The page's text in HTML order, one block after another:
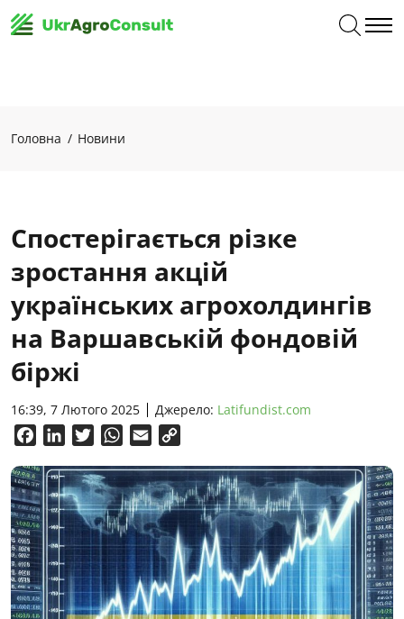
Головна Новини
Спостерігається різке
зростання акцій
українських агрохолдингів
на Варшавській фондовій
біржі
16:39, 7 Лютого 2025 Джерело: Latifundist.com
FacebookLinkedInTwitterWhatsApp
Email